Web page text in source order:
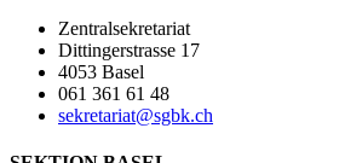
Zentralsekretariat
Dittingerstrasse 17
4053 Basel
061 361 61 48
sekretariat@sgbk.ch